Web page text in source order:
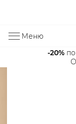
Меню
-20% по